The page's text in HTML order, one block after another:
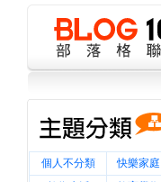
個人不分類 快樂家庭